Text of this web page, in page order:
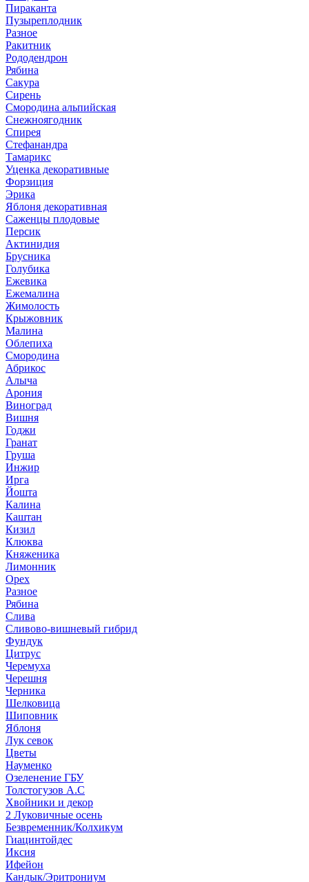
Пираканта
Пузыреплодник
Разное
Ракитник
Рододендрон
Рябина
Сакура
Сирень
Смородина альпийская
Снежноягодник
Спирея
Стефанандра
Тамарикс
Уценка декоративные
Форзиция
Эрика
Яблоня декоративная
Саженцы плодовые
Персик
Актинидия
Брусника
Голубика
Ежевика
Ежемалина
Жимолость
Крыжовник
Малина
Облепиха
Смородина
Абрикос
Алыча
Арония
Виноград
Вишня
Годжи
Гранат
Груша
Инжир
Ирга
Йошта
Калина
Каштан
Кизил
Клюква
Княженика
Лимонник
Орех
Разное
Рябина
Слива
Сливово-вишневый гибрид
Фундук
Цитрус
Черемуха
Черешня
Черника
Шелковица
Шиповник
Яблоня
Лук севок
Цветы
Науменко
Озеленение ГБУ
Толстогузов А.С
Хвойники и декор
2 Луковичные осень
Безвременник/Колхикум
Гиацинтойдес
Иксия
Ифейон
Кандык/Эритрониум